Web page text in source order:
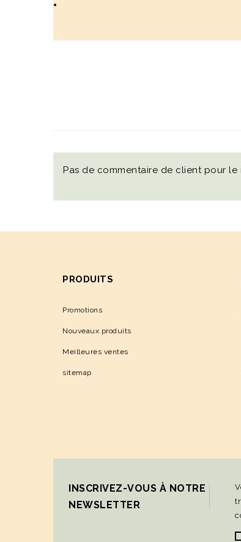
Pas de commentaire de client pour le
PRODUITS
Promotions
Nouveaux produits
Meilleures ventes
sitemap
INSCRIVEZ-VOUS À NOTRE
NEWSLETTER